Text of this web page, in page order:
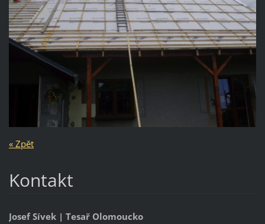
« Zpět
Kontakt
Josef Sívek | Tesař Olomoucko